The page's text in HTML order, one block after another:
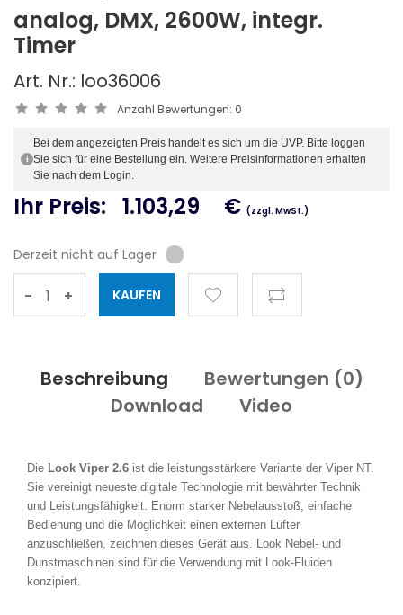
analog, DMX, 2600W, integr.
Timer
Art. Nr.: loo36006
Anzahl Bewertungen: 0
i
Bei dem angezeigten Preis handelt es sich um die UVP. Bitte loggen
Sie sich für eine Bestellung ein. Weitere Preisinformationen erhalten
Sie nach dem Login.
Ihr Preis: 1.103,29 € (zzgl. MwSt.)
Derzeit nicht auf Lager
- +
Beschreibung Bewertungen (0)
Download
Video
Die Look Viper 2.6 ist die leistungsstärkere Variante der Viper NT.
Sie vereinigt neueste digitale Technologie mit bewährter Technik
und Leistungsfähigkeit. Enorm starker Nebelausstoß, einfache
Bedienung und die Möglichkeit einen externen Lüfter
anzuschließen, zeichnen dieses Gerät aus. Look Nebel- und
Dunstmaschinen sind für die Verwendung mit Look-Fluiden
konzipiert.